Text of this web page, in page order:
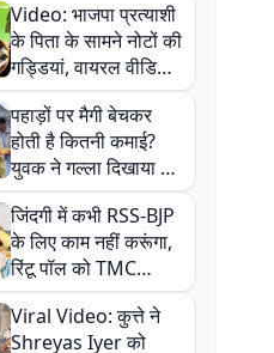
Video: भाजपा प्रत्याशी
के पिता के सामने नोटों की
गड्डियां, वायरल वीडियो
से राजनीति में उबाल,
अजित महतो बोले- TMC
की गंदी चाल
पहाड़ों पर मैगी बेचकर
होती है कितनी कमाई?
युवक ने गल्ला दिखाया तो
नौकरी वालों के खड़े हो गए
कान
जिंदगी में कभी RSS-BJP
के लिए काम नहीं करूंगा,
रिंटू पॉल को TMC
ऑफिस में ले जाकर पीटा,
Video वायरल
Viral Video: कुत्ते ने
Shreyas Iyer को